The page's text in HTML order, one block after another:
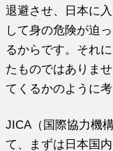
退避させ、日本に
して身の危険が迫
るからです。それ
たものではありま
てくるかのように
JICA（国際協力機
て、まずは日本国